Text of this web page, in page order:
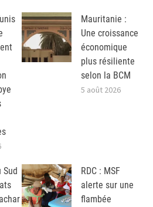
Mauritanie :
Une croissance
économique
plus résiliente
selon la BCM
5 août 2026
Sud
RDC : MSF
alerte sur une
flambée